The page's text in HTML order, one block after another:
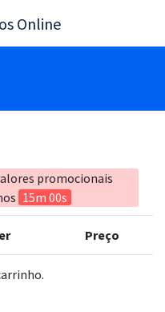
promocionais
15m 00s
Preço